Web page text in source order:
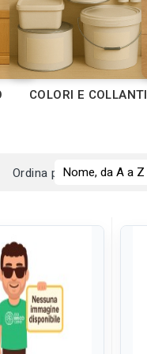
COLORI E COLLANTI
Ordina per:Nome, da A a Z